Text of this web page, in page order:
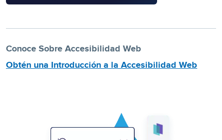
Conoce Sobre Accesibilidad Web
Obtén una Introducción a la Accesibilidad Web